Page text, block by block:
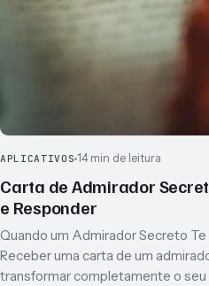
APLICATIVOS 14 min de leitura
Carta de Admirador
e Responder
Quando um Admirador Secreto Te
Receber uma carta de um
transformar completamente o seu